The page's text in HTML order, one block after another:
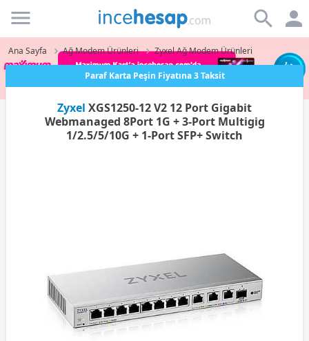
Incehesap
Ana Sayfa Ağ Modem Ürünleri Zyxel Ağ Modem Ürünleri
Paraf Karta Peşin Fiyatına 3 Taksit
Zyxel XGS1250-12 V2 12 Port Gigabit
Webmanaged 8Port 1G + 3-Port Multigig
1/2.5/5/10G + 1-Port SFP+ Switch